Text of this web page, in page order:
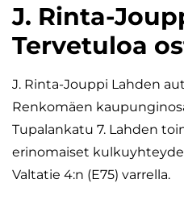
J. Rinta-
Tervetuloa
J. Rinta-Jouppi Lahden
Renkomäen
Tupalankatu 7. Lahden
erinomaiset
Valtatie 4:n (E75) varrella.